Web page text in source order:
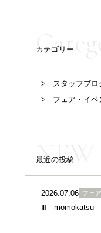
カテゴリー
スタッフブロ
フェア・イベ
最近の投稿
NEW
2026.07.06 フェ
Ⅲ momokatsu